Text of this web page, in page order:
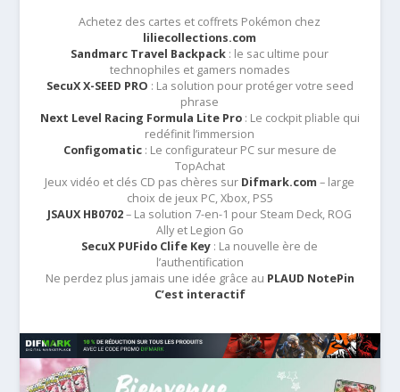
Achetez des cartes et coffrets Pokémon chez
liliecollections.com
Sandmarc Travel Backpack : le sac ultime pour
technophiles et gamers nomades
SecuX X-SEED PRO : La solution pour protéger votre seed
phrase
Next Level Racing Formula Lite Pro: Le cockpit pliable qui
redéfinit l’immersion
Configomatic: Le configurateur PC sur mesure de
TopAchat
Jeux vidéo et clés CD pas chères sur Difmark.com – large
choix de jeux PC, Xbox, PS5
JSAUX HB0702– La solution 7-en-1 pour Steam Deck, ROG
Ally et Legion Go
SecuX PUFido Clife Key : La nouvelle ère de
l’authentification
Ne perdez plus jamais une idée grâce au PLAUD NotePin
C’est interactif